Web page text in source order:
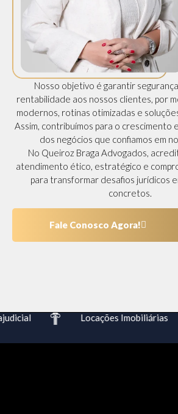
Nosso objetivo é garantir
rentabilidade aos nossos clientes, por
modernos, rotinas otimizadas e
Assim, contribuímos para o crescimento
dos negócios que confiamos em
No Queiroz Braga Advogados,
atendimento ético, estratégico e
para transformar desafios jurídicos
concretos.
Fale Conosco Agora!
Locações Imobiliárias